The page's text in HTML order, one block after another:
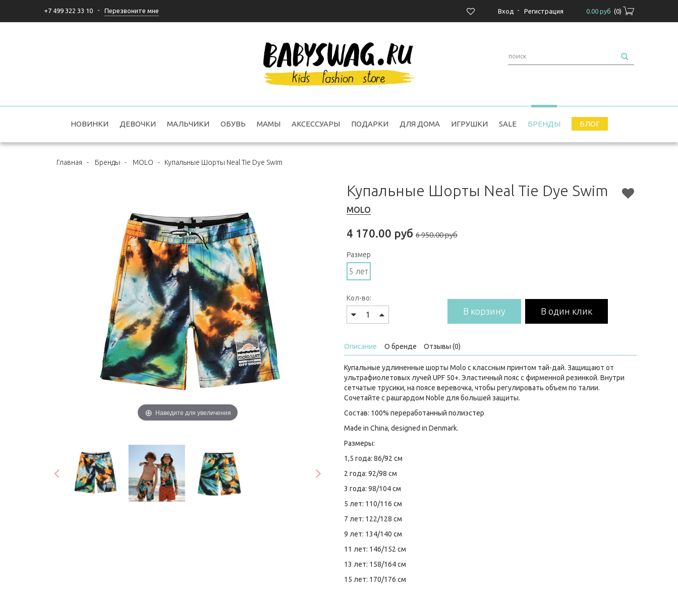
+7 499 322 33 10 - Перезвоните мне 0.00 руб (0)
Вход - Регистрация
НОВИНКИ ДЕВОЧКИ МАЛЬЧИКИ ОБУВЬ МАМЫ АКСЕССУАРЫ ПОДАРКИ ДЛЯ ДОМА ИГРУШКИ SALE БРЕНДЫ БЛОГ
Главная - Бренды - MOLO - Купальные Шорты Neal Tie Dye Swim
Наведите для увеличения
Купальные Шорты Neal Tie Dye Swim
MOLO
4 170.00 руб 6 950.00 руб
Размер
5 лет
Кол-во:
В корзину В один клик
Описание О бренде Отзывы (0)
Купальные удлиненные шорты Molo с классным принтом тай-дай. Защищают от
ультрафиолетовых лучей UPF 50+. Эластичный пояс с фирменной резинкой. Внутри
сетчатые трусики, на поясе веревочка, чтобы регулировать объем по талии.
Сочетайте с рашгардом Noble для большей защиты.
Состав: 100% переработанный полиэстер
Made in China, designed in Denmark.
Размеры:
1,5 года: 86/92 см
2 года: 92/98 см
3 года: 98/104 см
5 лет: 110/116 см
7 лет: 122/128 см
9 лет: 134/140 см
11 лет: 146/152 см
13 лет: 158/164 см
15 лет: 170/176 см